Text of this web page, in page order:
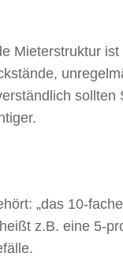
Mieterstruktur ist
sollten
„das 10-
z.B. eine 5-